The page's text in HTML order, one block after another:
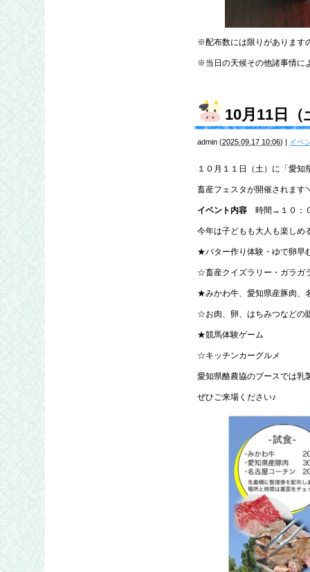
※配布数には限りがあります
※当日の天候その他諸事情に
10月11日
admin (2025.09.17 10:06) イベ
１０月１１日（土）に「愛
畜産フェスタが開催されます
イベント内容 時間→１０：
今年は子どもも大人も楽しめ
★バター作り体験・ゆで卵早
☆畜産クイズラリー・ガラガ
★みかわ牛、愛知県産豚肉、
☆お肉、卵、はちみつなどの
★競馬体験ゲーム
☆キッチンカーグルメ
愛知県酪農協のブースでは乳
ぜひご来場ください♪